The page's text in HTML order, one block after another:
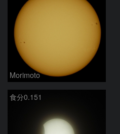
Morimoto
食分0.151